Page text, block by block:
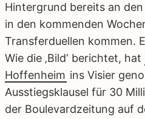
Hintergrund bereits an
in den kommenden
Transferduellen kommen.
Wie die ‚Bild‘ berichtet, hat
Hoffenheim ins Visier
Ausstiegsklausel für 30
der Boulevardzeitung auf